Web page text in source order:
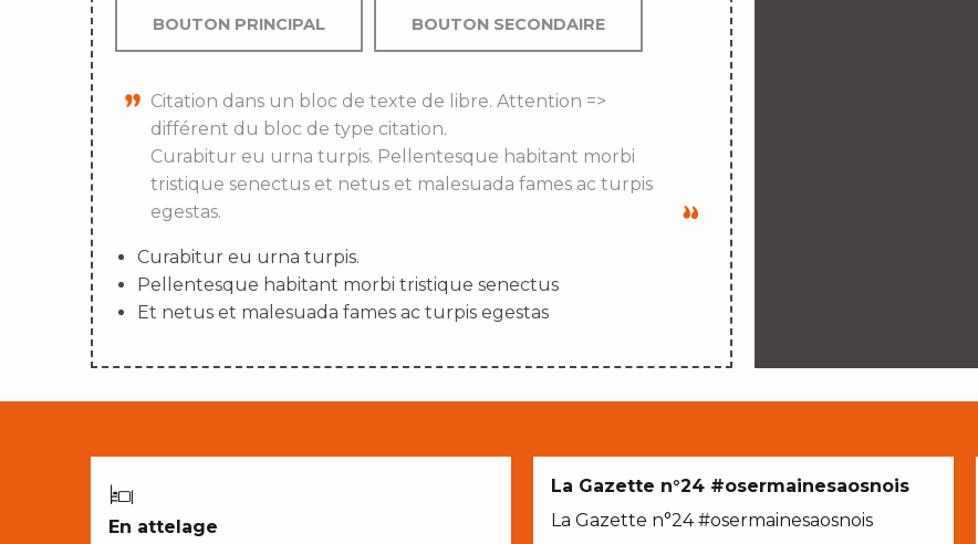
BOUTON PRINCIPAL BOUTON SECONDAIRE
Citation dans un bloc de texte de libre. Attention =>
différent du bloc de type citation.
Curabitur eu urna turpis. Pellentesque habitant morbi
tristique senectus et netus et malesuada fames ac turpis
egestas.
Curabitur eu urna turpis.
Pellentesque habitant morbi tristique senectus
Et netus et malesuada fames ac turpis egestas
En attelage
La Gazette n°24 #osermainesaosnois
La Gazette n°24 #osermainesaosnois